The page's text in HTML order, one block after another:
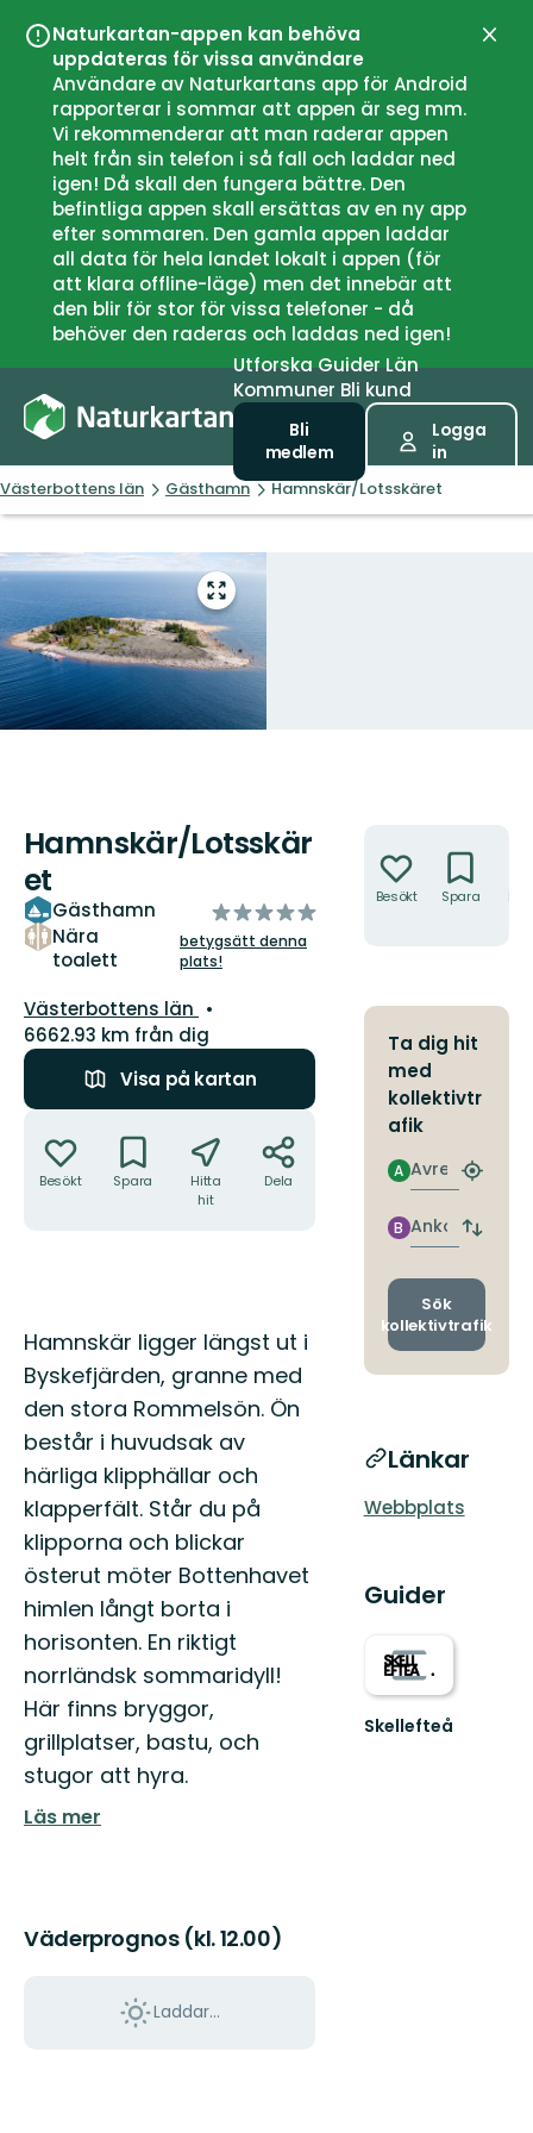
Naturkartan-appen kan behöva
uppdateras för vissa användare
Användare av Naturkartans app för Android
rapporterar i sommar att appen är seg mm.
Vi rekommenderar att man raderar appen
helt från sin telefon i så fall och laddar ned
igen! Då skall den fungera bättre. Den
befintliga appen skall ersättas av en ny app
efter sommaren. Den gamla appen laddar
all data för hela landet lokalt i appen (för
att klara offline-läge) men det innebär att
den blir för stor för vissa telefoner - då
behöver den raderas och laddas ned igen!
UtforskaGuiderLän
Kommuner Bli kund
Bli
medlem
Logga
in
Västerbottens län Gästhamn Hamnskär/Lotsskäret
Gå
till
helskärmsläge
Hamnskär/Lotsskär
et
Gästhamn
Nära
toalett
av
5
stjärnor
betygsätt denna
plats!
Län:
Västerbottens län
6662.93 km från dig
Visa på kartan
Besökt Spara
Hitta
hit
Dela
Beskrivning
Hamnskär ligger längst ut i
Byskefjärden, granne med
den stora Rommelsön. Ön
består i huvudsak av
härliga klipphällar och
klapperfält. Står du på
klipporna och blickar
österut möter Bottenhavet
himlen långt borta i
horisonten. En riktigt
norrländsk sommaridyll!
Här finns bryggor,
grillplatser, bastu, och
stugor att hyra.
Läs mer
Väderprognos (kl. 12.00)
Laddar...
Besökt Spara
Ta dig hit
med
kollektivtr
afik
Avresa
A
Hitta
Ankomst
B
Byt
och
Sök
kollektivtrafik
Länkar
Webbplats
Guider
Skellefteå